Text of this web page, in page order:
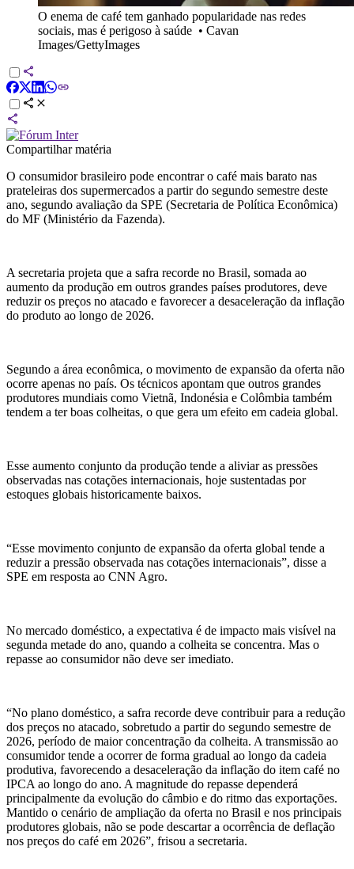
O enema de café tem ganhado popularidade nas redes
sociais, mas é perigoso à saúde • Cavan
Images/GettyImages
Compartilhar matéria
O consumidor brasileiro pode encontrar o café mais barato nas
prateleiras dos supermercados a partir do segundo semestre deste
ano, segundo avaliação da SPE (Secretaria de Política Econômica)
do MF (Ministério da Fazenda).
A secretaria projeta que a safra recorde no Brasil, somada ao
aumento da produção em outros grandes países produtores, deve
reduzir os preços no atacado e favorecer a desaceleração da inflação
do produto ao longo de 2026.
Segundo a área econômica, o movimento de expansão da oferta não
ocorre apenas no país. Os técnicos apontam que outros grandes
produtores mundiais como Vietnã, Indonésia e Colômbia também
tendem a ter boas colheitas, o que gera um efeito em cadeia global.
Esse aumento conjunto da produção tende a aliviar as pressões
observadas nas cotações internacionais, hoje sustentadas por
estoques globais historicamente baixos.
“Esse movimento conjunto de expansão da oferta global tende a
reduzir a pressão observada nas cotações internacionais”, disse a
SPE em resposta ao CNN Agro.
No mercado doméstico, a expectativa é de impacto mais visível na
segunda metade do ano, quando a colheita se concentra. Mas o
repasse ao consumidor não deve ser imediato.
“No plano doméstico, a safra recorde deve contribuir para a redução
dos preços no atacado, sobretudo a partir do segundo semestre de
2026, período de maior concentração da colheita. A transmissão ao
consumidor tende a ocorrer de forma gradual ao longo da cadeia
produtiva, favorecendo a desaceleração da inflação do item café no
IPCA ao longo do ano. A magnitude do repasse dependerá
principalmente da evolução do câmbio e do ritmo das exportações.
Mantido o cenário de ampliação da oferta no Brasil e nos principais
produtores globais, não se pode descartar a ocorrência de deflação
nos preços do café em 2026”, frisou a secretaria.